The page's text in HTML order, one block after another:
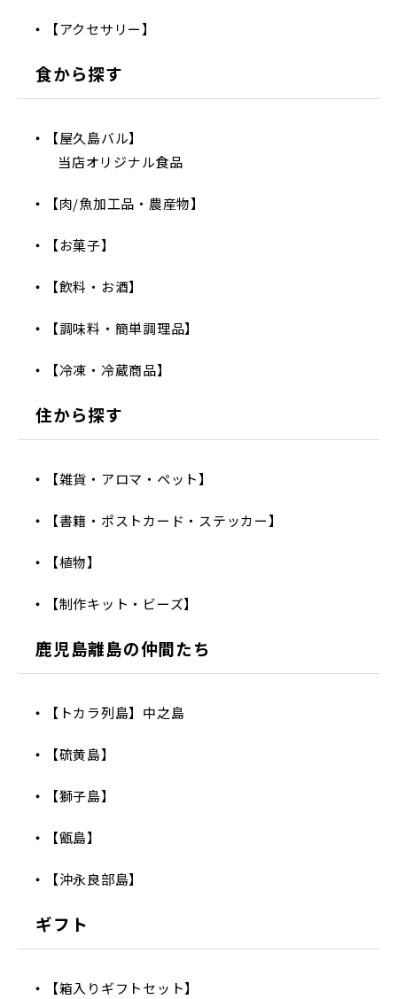
【アクセサリー】
食から探す
【屋久島バル】
当店オリジナル食品
【肉/魚加工品・農産物】
【お菓子】
【飲料・お酒】
【調味料・簡単調理品】
【冷凍・冷蔵商品】
住から探す
【雑貨・アロマ・ペット】
【書籍・ポストカード・ステッカー】
【植物】
【制作キット・ビーズ】
鹿児島離島の仲間たち
【トカラ列島】中之島
【硫黄島】
【獅子島】
【甑島】
【沖永良部島】
ギフト
【箱入りギフトセット】